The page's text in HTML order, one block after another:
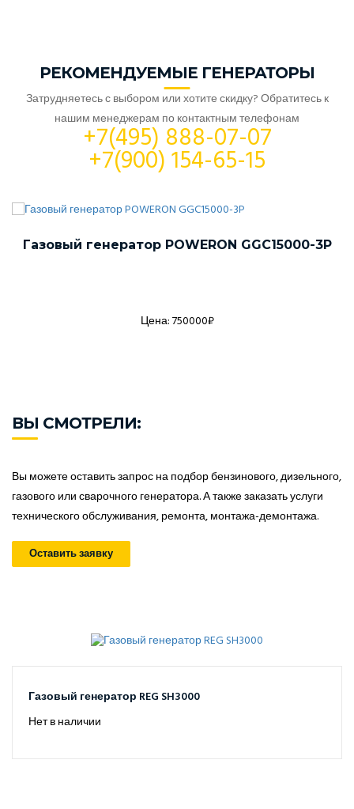
РЕКОМЕНДУЕМЫЕ ГЕНЕРАТОРЫ
Затрудняетесь с выбором или хотите скидку? Обратитесь к
нашим менеджерам по контактным телефонам
+7(495) 888-07-07
+7(900) 154-65-15
Газовый генератор POWERON GGC15000-3P
Цена: 750000₽
ВЫ СМОТРЕЛИ:
Вы можете оставить запрос на подбор бензинового, дизельного,
газового или сварочного генератора. А также заказать услуги
технического обслуживания, ремонта, монтажа-демонтажа.
Оставить заявку
Газовый генератор REG SH3000
Нет в наличии